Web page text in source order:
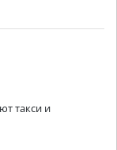
такси и